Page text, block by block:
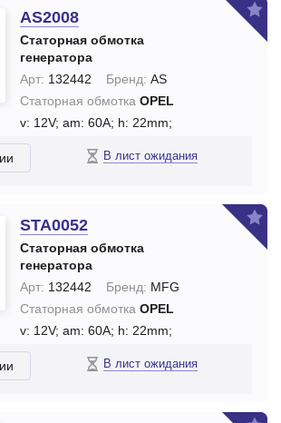
AS2008
Статорная обмотка
генератора
Арт: 132442 Бренд: AS
Статорная обмотка OPEL
v: 12V; am: 60A; h: 22mm;
В лист ожидания
STA0052
Статорная обмотка
генератора
Арт: 132442 Бренд: MFG
Статорная обмотка OPEL
v: 12V; am: 60A; h: 22mm;
В лист ожидания